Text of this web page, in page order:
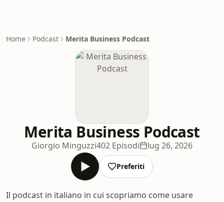
Home Podcast Merita Business Podcast
Merita Business Podcast
Giorgio Minguzzi402 Episodi lug 26, 2026
Preferiti
Il podcast in italiano in cui scopriamo come usare